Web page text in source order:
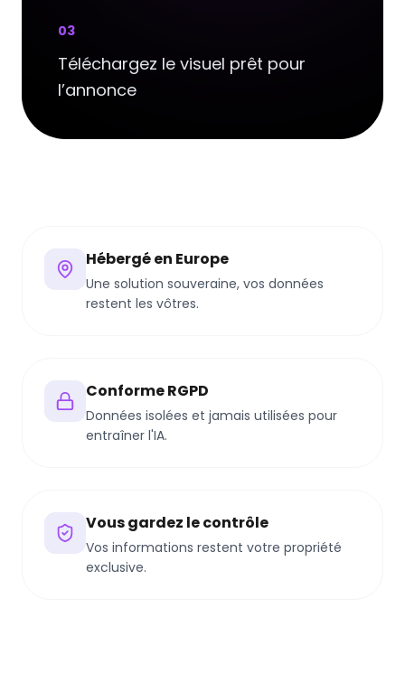
03
Téléchargez le visuel prêt pour
l’annonce
Hébergé en Europe
Une solution souveraine, vos données
restent les vôtres.
Conforme RGPD
Données isolées et jamais utilisées pour
entraîner l'IA.
Vous gardez le contrôle
Vos informations restent votre propriété
exclusive.